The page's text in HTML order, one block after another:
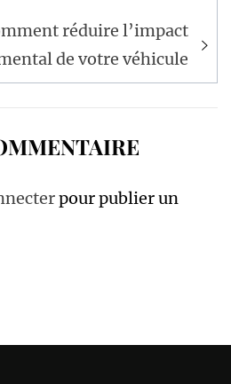
réduire l’impact
de votre véhicule
pour publier un